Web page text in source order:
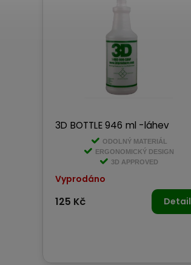
3D BOTTLE 946 ml -láhev
ODOLNÝ MATERIÁL
ERGONOMICKÝ DESIGN
3D APPROVED
Vyprodáno
125 Kč Detail